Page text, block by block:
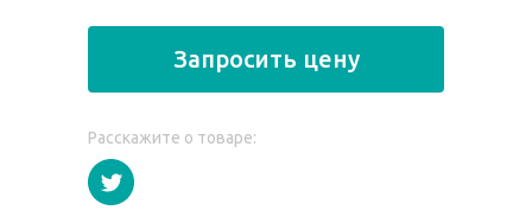
Запросить цену
Расскажите о товаре: